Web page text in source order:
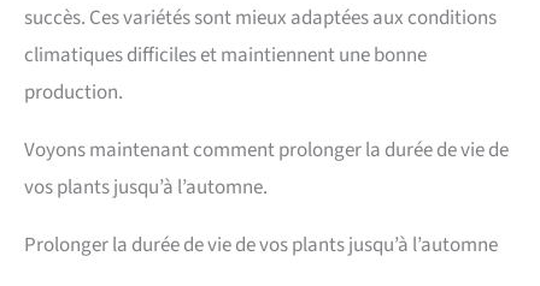
succès. Ces variétés sont mieux adaptées aux conditions
climatiques difficiles et maintiennent une bonne
production.
Voyons maintenant comment prolonger la durée de vie de
vos plants jusqu’à l’automne.
Prolonger la durée de vie de vos plants jusqu’à l’automne